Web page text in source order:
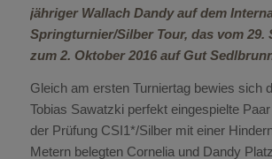
jähriger Wallach Dandy auf dem
Springturnier/Silber Tour, das vom 29.
zum 2. Oktober 2016 auf Gut
Gleich am ersten Turniertag bewies sich
Tobias Sawatzki perfekt eingespielte
der Prüfung CSI1*/Silber mit einer
Metern belegten Cornelia und Dandy